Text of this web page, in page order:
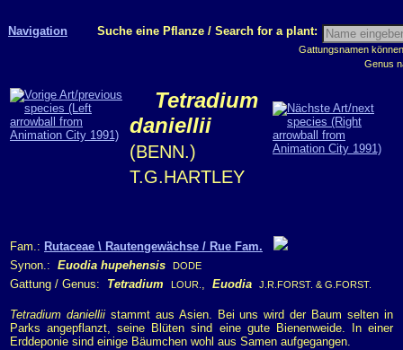
Navigation Suche eine Pflanze / Search for a plant:
Gattungsnamen
Genus
Tetradium
daniellii
(BENN.)
T.G.HARTLEY
Fam.: Rutaceae \ Rautengewächse / Rue Fam.
Synon.: Euodia hupehensis DODE
Gattung / Genus: Tetradium LOUR. , Euodia J.R.FORST. & G.FORST.
Tetradium danielliistammt aus Asien. Bei uns wird der Baum selten in
Parks angepflanzt, seine Blüten sind eine gute Bienenweide. In einer
Erddeponie sind einige Bäumchen wohl aus Samen aufgegangen.